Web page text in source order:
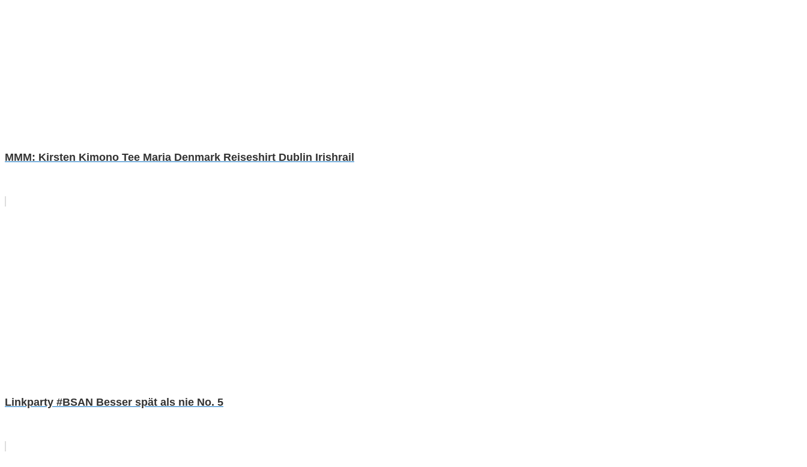
MMM: Kirsten Kimono Tee Maria Denmark Reiseshirt Dublin Irishrail
Linkparty #BSAN Besser spät als nie No. 5